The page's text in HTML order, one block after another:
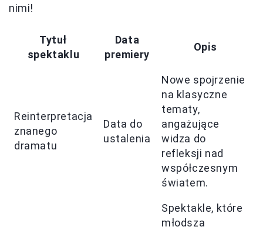
nimi!
Tytuł
spektaklu
Data
premiery
Opis
Reinterpretacja
znanego
dramatu
Data do
ustalenia
Nowe spojrzenie
na klasyczne
tematy,
angażujące
widza do
refleksji nad
współczesnym
światem.
Spektakle, które
młodsza